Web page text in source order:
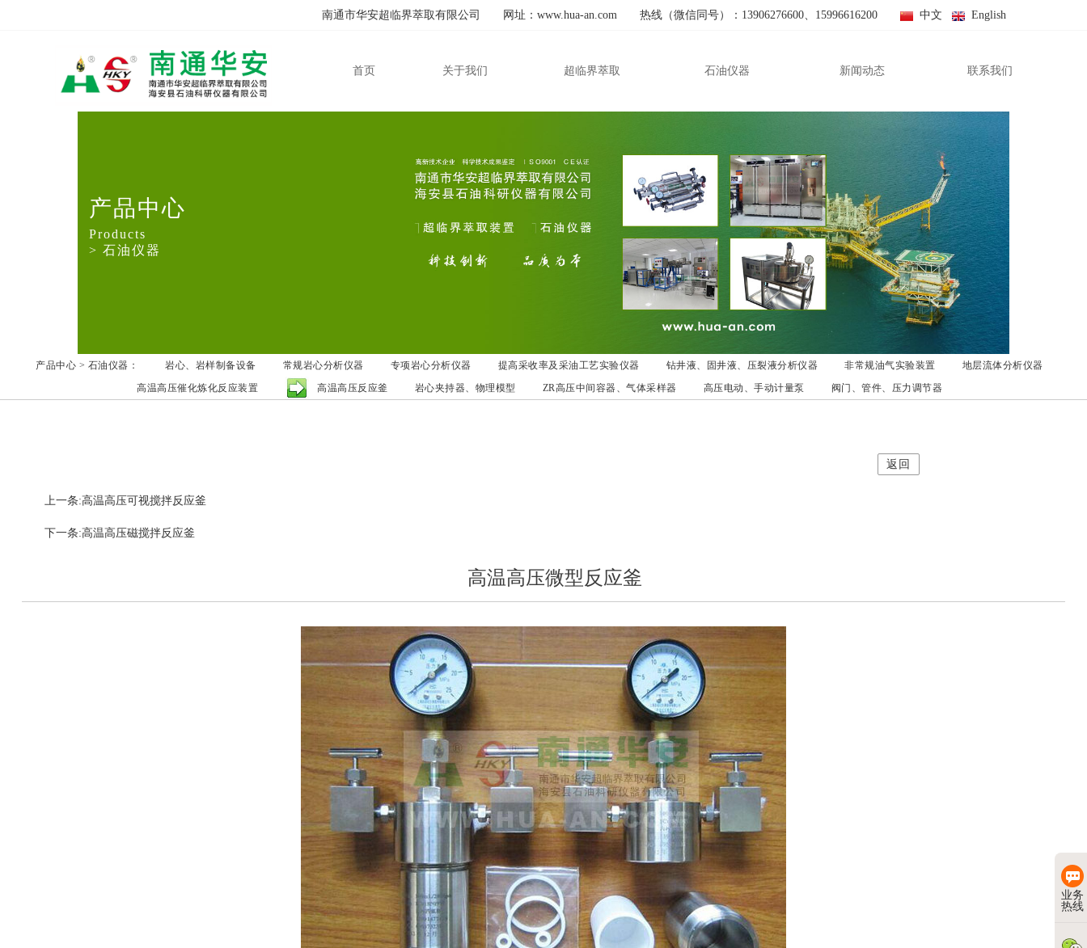
南通市华安超临界萃取有限公司 网址：www.hua-an.com 热线（微信同号）：13906276600、15996616200 中文 English
首页 关于我们 超临界萃取 石油仪器 新闻动态 联系我们
产品中心
Products
> 石油仪器
产品中心 > 石油仪器： 岩心、岩样制备设备 常规岩心分析仪器 专项岩心分析仪器 提高采收率及采油工艺实验仪器 钻井液、固井液、压裂液分析仪器 非常规油气实验装置
地层流体分析仪器
高温高压催化炼化反应装置
高温高压反应釜 岩心夹持器、物理模型 ZR高压中间容器、气体采样器 高压电动、手动计量泵 阀门、管件、压力调节器
返回
上一条:高温高压可视搅拌反应釜
下一条:高温高压磁搅拌反应釜
高温高压微型反应釜
业务
热线